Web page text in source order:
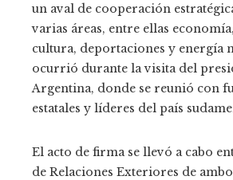
un aval de cooperación
varias áreas, entre ellas
cultura, deportaciones y energía
ocurrió durante la visita del
Argentina, donde se reunió con
estatales y líderes del país
El acto de firma se llevó a cabo
de Relaciones Exteriores de